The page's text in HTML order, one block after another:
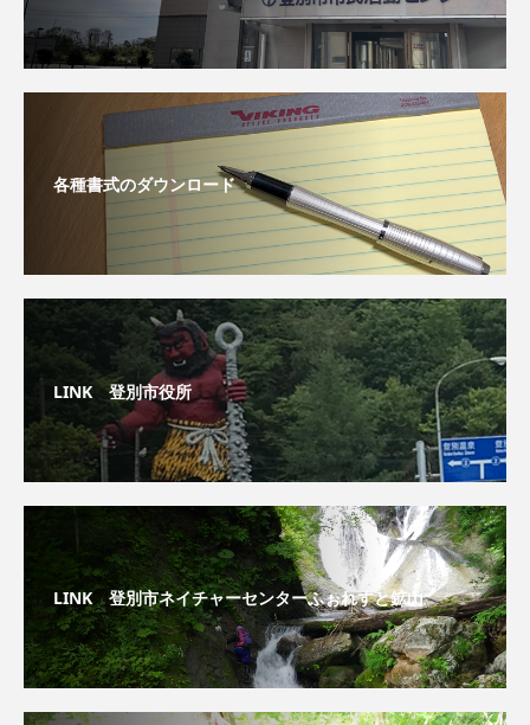
各種書式のダウンロード
LINK 登別市役所
LINK 登別市ネイチャーセンターふぉれすと鉱山